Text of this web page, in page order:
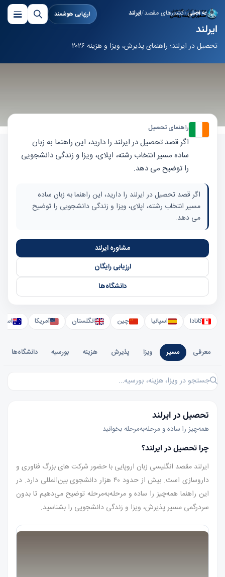
ارزیابی هوشمند صفحه اصلی کشورهای مقصد ایرلند
ایرلند
تحصیل در ایرلند؛ راهنمای پذیرش، ویزا و هزینه ۲۰۲۶
راهنمای تحصیل
اگر قصد تحصیل در ایرلند را دارید، این راهنما به زبان
ساده مسیر انتخاب رشته، اپلای، ویزا و زندگی دانشجویی
را توضیح می دهد.
اگر قصد تحصیل در ایرلند را دارید، این راهنما به زبان ساده
مسیر انتخاب رشته، اپلای، ویزا و زندگی دانشجویی را توضیح
می دهد.
مشاوره ایرلند
ارزیابی رایگان
دانشگاه‌ها
کانادا اسپانیا چین انگلستان آمریکا
معرفی مسیر ویزا پذیرش هزینه بورسیه دانشگاه‌ها
جستجو در ایرلند
تحصیل در ایرلند
همه‌چیز را ساده و مرحله‌به‌مرحله بخوانید.
چرا تحصیل در ایرلند؟
ایرلند مقصد انگلیسی زبان اروپایی با حضور شرکت های بزرگ فناوری و
داروسازی است. بیش از حدود ۴۰ هزار دانشجوی بین‌المللی دارد. در
این راهنما همه‌چیز را ساده و مرحله‌به‌مرحله توضیح می‌دهیم تا بدون
سردرگمی مسیر پذیرش، ویزا و زندگی دانشجویی را بشناسید.